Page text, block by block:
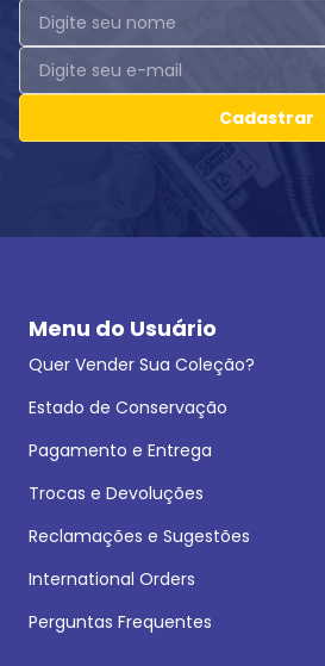
Cadastrar
Menu do Usuário
Quer Vender Sua Coleção?
Estado de Conservação
Pagamento e Entrega
Trocas e Devoluções
Reclamações e Sugestões
International Orders
Perguntas Frequentes